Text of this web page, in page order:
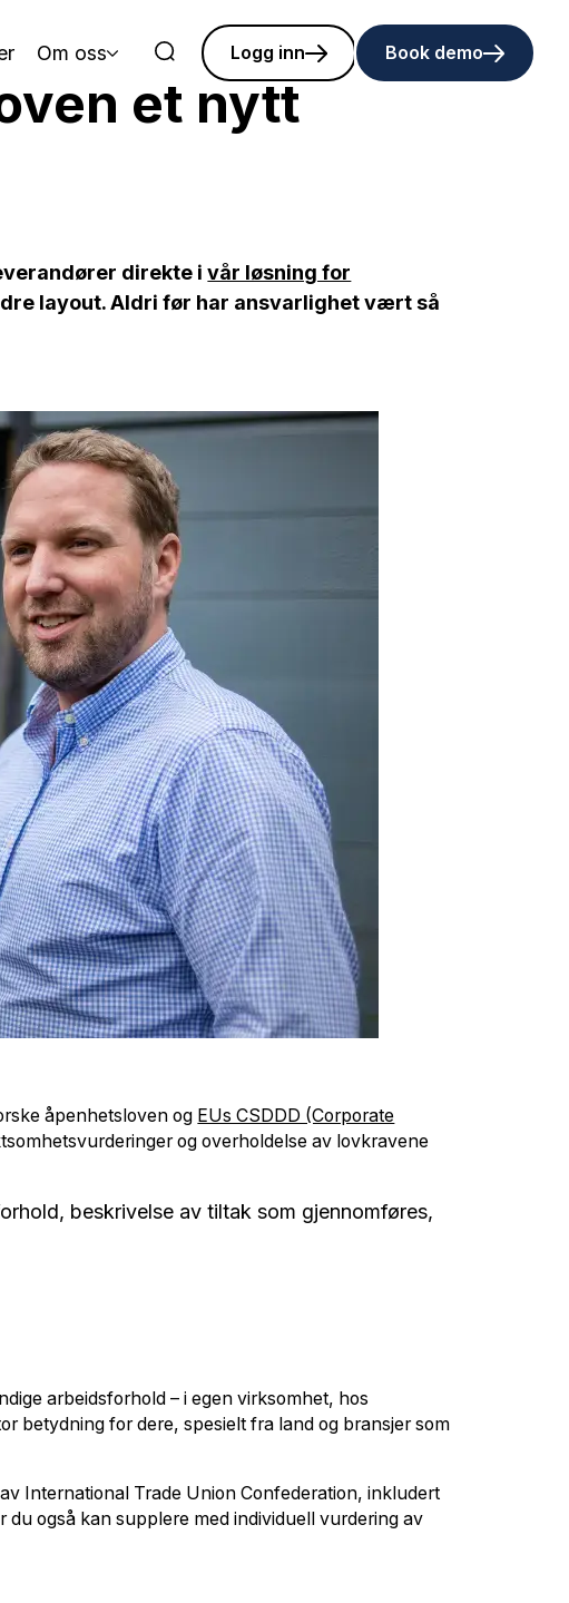
Om oss Logg inn Book demo
et nytt
direkte ivår løsning for
layout. Aldri før har ansvarlighet vært så
åpenhetsloven og EUs CSDDD (Corporate
og overholdelse av lovkravene
beskrivelse av tiltak som gjennomføres,
arbeidsforhold – i egen virksomhet, hos
betydning for dere, spesielt fra land og bransjer som
International Trade Union Confederation, inkludert
du også kan supplere med individuell vurdering av